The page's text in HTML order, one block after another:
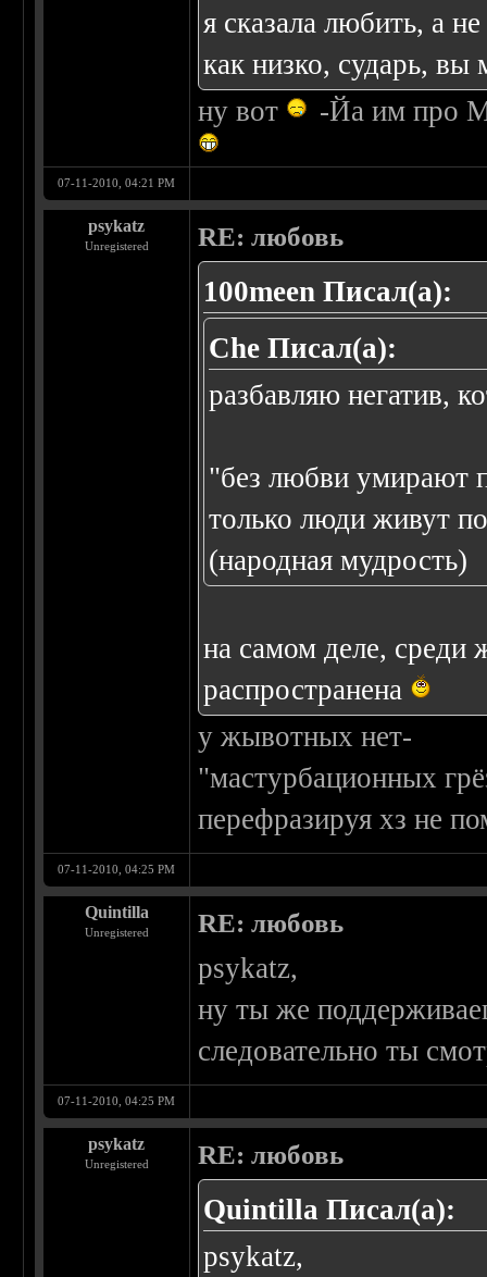
я сказала любить, а
как низко, сударь, вы
ну вот
-Йа им про
07-11-2010, 04:21 PM
psykatz
Unregistered RE: любовь
100meen Писал(а):
Che Писал(а):
разбавляю негатив,
"без любви умирают
только люди живут
(народная мудрость)
на самом деле, среди
распространена
у жывотных нет-
"мастурбационных
перефразируя хз не
07-11-2010, 04:25 PM
Quintilla
Unregistered RE: любовь
psykatz,
ну ты же
следовательно ты
07-11-2010, 04:25 PM
psykatz
Unregistered RE: любовь
Quintilla Писал(а):
psykatz,